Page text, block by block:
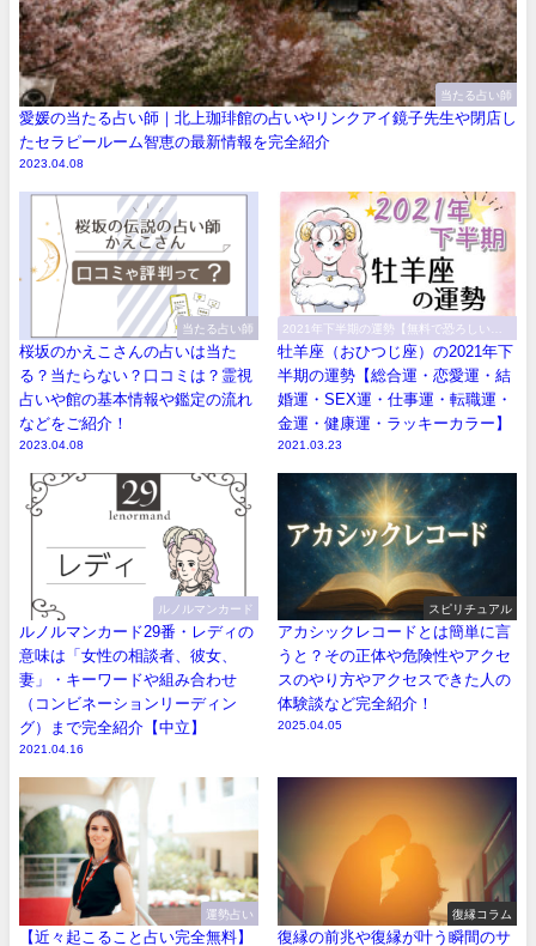
当たる占い師
愛媛の当たる占い師｜北上珈琲館の占いやリンクアイ鏡子先生や閉店し
たセラピールーム智恵の最新情報を完全紹介
2023.04.08
当たる占い師
桜坂のかえこさんの占いは当た
る？当たらない？口コミは？霊視
占いや館の基本情報や鑑定の流れ
などをご紹介！
2023.04.08
2021年下半期の運勢【無料で恐ろしい程
当たる！】
牡羊座（おひつじ座）の2021年下
半期の運勢【総合運・恋愛運・結
婚運・SEX運・仕事運・転職運・
金運・健康運・ラッキーカラー】
2021.03.23
ルノルマンカード
ルノルマンカード29番・レディの
意味は「女性の相談者、彼女、
妻」・キーワードや組み合わせ
（コンビネーションリーディン
グ）まで完全紹介【中立】
2021.04.16
スピリチュアル
アカシックレコードとは簡単に言
うと？その正体や危険性やアクセ
スのやり方やアクセスできた人の
体験談など完全紹介！
2025.04.05
運勢占い
【近々起こること占い完全無料】
復縁コラム
復縁の前兆や復縁が叶う瞬間のサ